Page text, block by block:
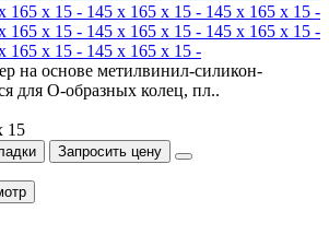
165 x 15 - 145 x 165 x 15 - 145 x 165 x 15 -
165 x 15 - 145 x 165 x 15 - 145 x 165 x 15 -
165 x 15 - 145 x 165 x 15 -
на основе метилвинил-силикон-
для О-образных колец, пл..
15
Запросить цену